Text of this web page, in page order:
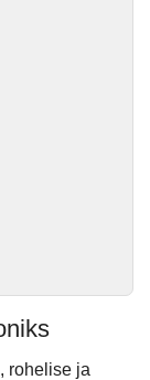
rohelise ja